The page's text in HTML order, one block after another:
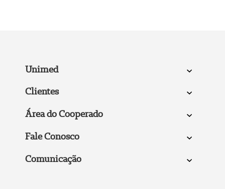
Unimed
Clientes
Área do Cooperado
Fale Conosco
Comunicação